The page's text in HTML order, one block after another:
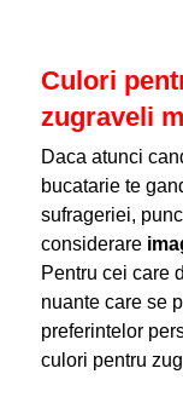
Culori
zugraveli
Daca atunci
bucatarie te
sufrageriei,
considerare
Pentru cei care
nuante care se
preferintelor
culori pentru